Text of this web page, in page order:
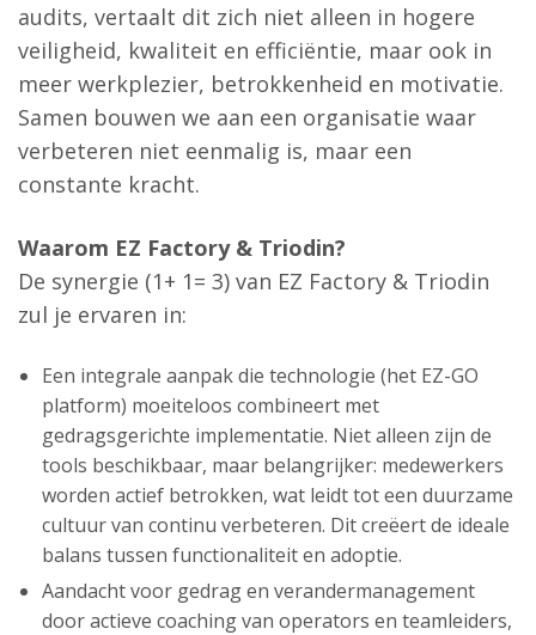
audits, vertaalt dit zich niet alleen in hogere
veiligheid, kwaliteit en efficiëntie, maar ook in
meer werkplezier, betrokkenheid en motivatie.
Samen bouwen we aan een organisatie waar
verbeteren niet eenmalig is, maar een
constante kracht.
Waarom EZ Factory & Triodin?
De synergie (1+ 1= 3) van EZ Factory & Triodin
zul je ervaren in:
Een integrale aanpak die technologie (het EZ-GO
platform) moeiteloos combineert met
gedragsgerichte implementatie. Niet alleen zijn de
tools beschikbaar, maar belangrijker: medewerkers
worden actief betrokken, wat leidt tot een duurzame
cultuur van continu verbeteren. Dit creëert de ideale
balans tussen functionaliteit en adoptie.
Aandacht voor gedrag en verandermanagement
door actieve coaching van operators en teamleiders,